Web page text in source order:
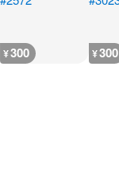
¥300 ¥300